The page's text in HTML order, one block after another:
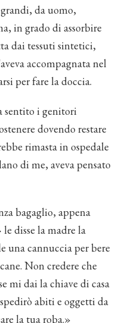
da uomo,
in grado di assorbire
dai tessuti sintetici,
accompagnata nel
per fare la doccia.
sentito i genitori
dovendo restare
rimasta in ospedale
di me, aveva pensato
bagaglio, appena
le disse la madre la
una cannuccia per bere
Non credere che
mi dai la chiave di casa
abiti e oggetti da
la tua roba.»